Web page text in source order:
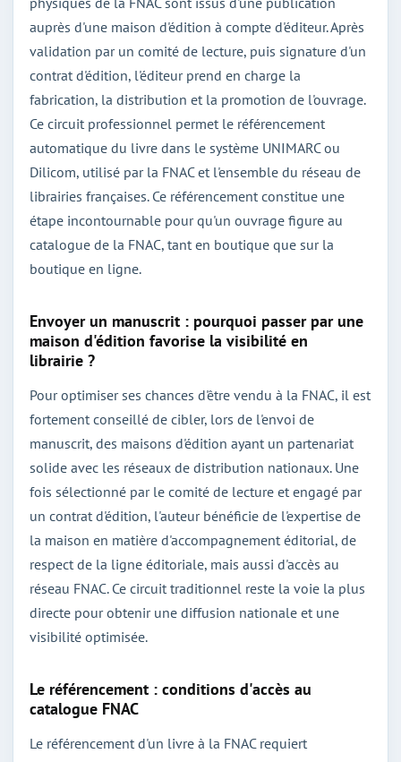
auprès d'une maison d'édition à compte d'éditeur. Après
validation par un comité de lecture, puis signature d'un
contrat d'édition, l'éditeur prend en charge la
fabrication, la distribution et la promotion de l'ouvrage.
Ce circuit professionnel permet le référencement
automatique du livre dans le système UNIMARC ou
Dilicom, utilisé par la FNAC et l'ensemble du réseau de
librairies françaises. Ce référencement constitue une
étape incontournable pour qu'un ouvrage figure au
catalogue de la FNAC, tant en boutique que sur la
boutique en ligne.
Envoyer un manuscrit : pourquoi passer par une
maison d'édition favorise la visibilité en
librairie ?
Pour optimiser ses chances d'être vendu à la FNAC, il est
fortement conseillé de cibler, lors de l'envoi de
manuscrit, des maisons d'édition ayant un partenariat
solide avec les réseaux de distribution nationaux. Une
fois sélectionné par le comité de lecture et engagé par
un contrat d'édition, l'auteur bénéficie de l'expertise de
la maison en matière d'accompagnement éditorial, de
respect de la ligne éditoriale, mais aussi d'accès au
réseau FNAC. Ce circuit traditionnel reste la voie la plus
directe pour obtenir une diffusion nationale et une
visibilité optimisée.
Le référencement : conditions d'accès au
catalogue FNAC
Le référencement d'un livre à la FNAC requiert